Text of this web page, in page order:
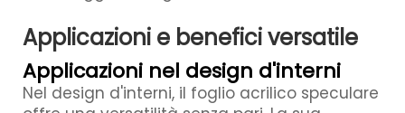
Applicazioni e benefici versatile
Applicazioni nel design d'interni
Nel design d'interni, il foglio acrilico speculare